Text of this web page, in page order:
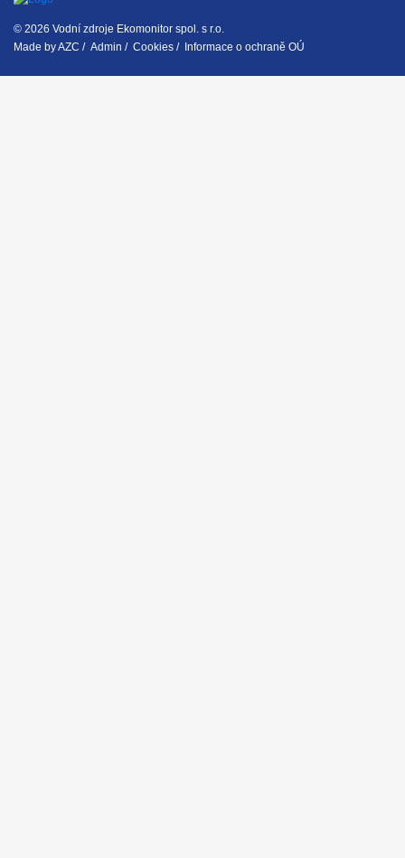
© 2026 Vodní zdroje Ekomonitor spol. s r.o.
Made byAZC / Admin / Cookies / Informace o ochraně OÚ